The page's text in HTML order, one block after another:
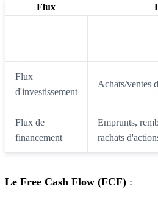
Flux
Flux
d'investissement
Achats/ventes
Flux de
financement
Emprunts,
rachats
Le Free Cash Flow (FCF) :